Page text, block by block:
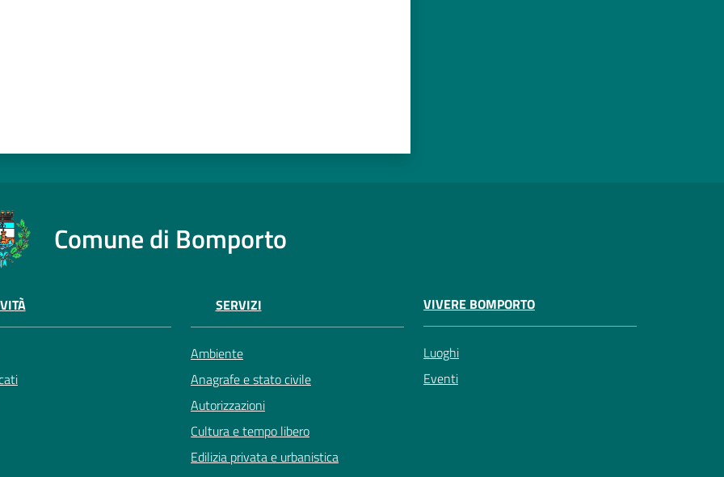
Comune di Bomporto
SERVIZI
Ambiente
Anagrafe e stato civile
Autorizzazioni
Cultura e tempo libero
Edilizia privata e urbanistica
VIVERE BOMPORTO
Luoghi
Eventi